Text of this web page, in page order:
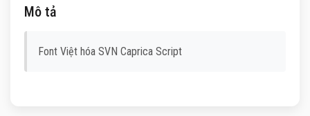
Mô tả
Font Việt hóa SVN Caprica Script